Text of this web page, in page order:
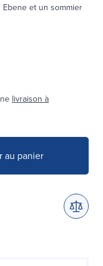
et un sommier
livraison à
au panier